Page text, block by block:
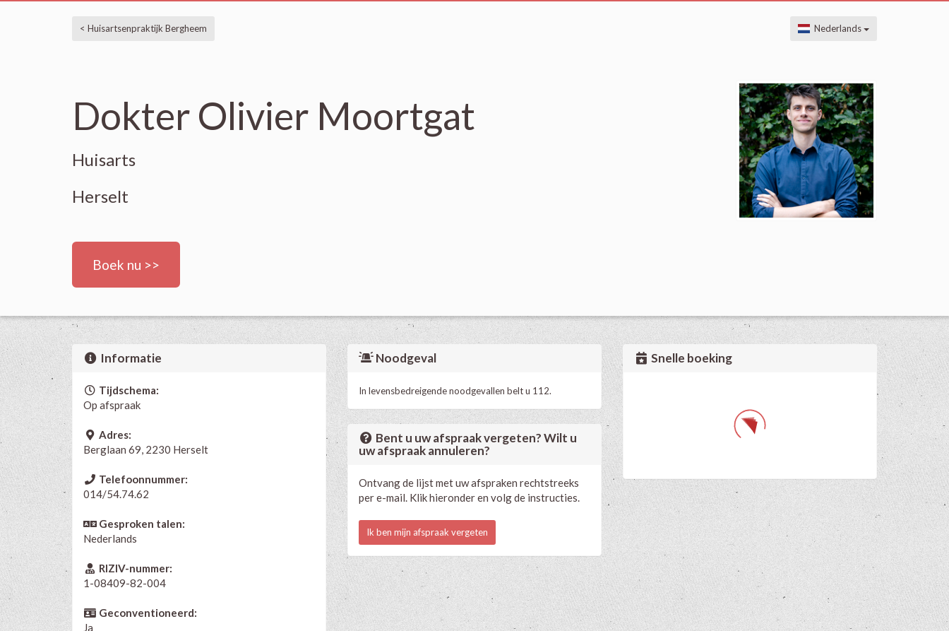
< Huisartsenpraktijk Bergheem Nederlands
Dokter Olivier Moortgat
Huisarts
Herselt
Boek nu >>
Informatie
Tijdschema:
Op afspraak
Adres:
Berglaan 69, 2230 Herselt
Telefoonnummer:
014/54.74.62
Gesproken talen:
Nederlands
RIZIV-nummer:
1-08409-82-004
Geconventioneerd:
Ja
Noodgeval
In levensbedreigende noodgevallen belt u 112.
Bent u uw afspraak vergeten? Wilt u
uw afspraak annuleren?
Ontvang de lijst met uw afspraken rechtstreeks
per e-mail. Klik hieronder en volg de instructies.
Ik ben mijn afspraak vergeten
Snelle boeking